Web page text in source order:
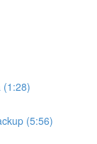
(1:28)
(5:56)